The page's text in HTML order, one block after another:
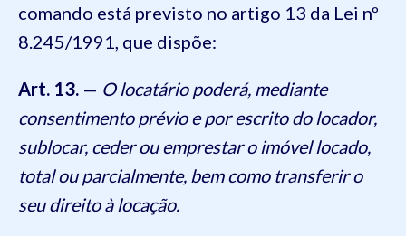
comando está previsto no artigo 13 da Lei nº
8.245/1991, que dispõe:
Art. 13. — O locatário poderá, mediante
consentimento prévio e por escrito do locador,
sublocar, ceder ou emprestar o imóvel locado,
total ou parcialmente, bem como transferir o
seu direito à locação.